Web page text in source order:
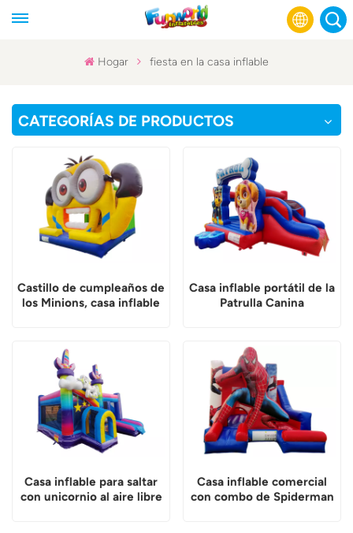
Français
Русский
Español
عربي
Hogar fiesta en la casa inflable
CATEGORÍAS DE PRODUCTOS
Castillo de cumpleaños de
los Minions, casa inflable
Casa inflable portátil de la
Patrulla Canina
Casa inflable para saltar
con unicornio al aire libre
Casa inflable comercial
con combo de Spiderman